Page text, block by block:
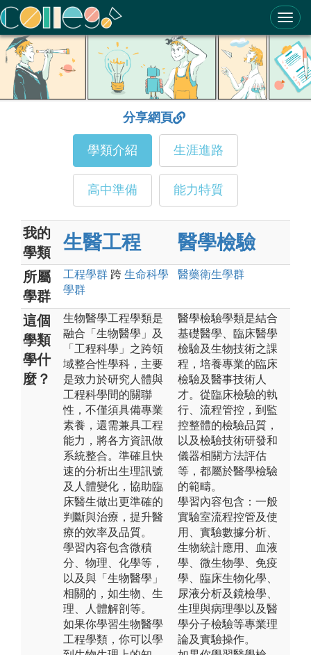
ColleGo! 大學選才與高中育才輔助系統
分享網頁
學類介紹 生涯進路
高中準備 能力特質
我的
學類
生醫工程 醫學檢驗
所屬
學群
工程學群 跨 生命科學
學群
醫藥衛生學群
這個
學類
學什
麼？
生物醫學工程學類是
融合「生物醫學」及
「工程科學」之跨領
域整合性學科，主要
是致力於研究人體與
工程科學間的關聯
性，不僅須具備專業
素養，還需兼具工程
能力，將各方資訊做
系統整合。準確且快
速的分析出生理訊號
及人體變化，協助臨
床醫生做出更準確的
判斷與治療，提升醫
療的效率及品質。
學習內容包含微積
分、物理、化學等，
以及與「生物醫學」
相關的，如生物、生
理、人體解剖等。
如果你學習生物醫學
工程學類，你可以學
醫學檢驗學類是結合
基礎醫學、臨床醫學
檢驗及生物技術之課
程，培養專業的臨床
檢驗及醫事技術人
才。從臨床檢驗的執
行、流程管控，到監
控整體的檢驗品質，
以及檢驗技術研發和
儀器相關方法評估
等，都屬於醫學檢驗
的範疇。
學習內容包含：一般
實驗室流程控管及使
用、實驗數據分析、
生物統計應用、血液
學、微生物學、免疫
學、臨床生物化學、
尿液分析及鏡檢學、
生理與病理學以及醫
學分子檢驗等專業理
論及實驗操作。